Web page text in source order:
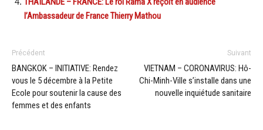
l’Ambassadeur de France Thierry Mathou
Précédent
BANGKOK – INITIATIVE: Rendez
vous le 5 décembre à la Petite
Ecole pour soutenir la cause des
femmes et des enfants
Suivant
VIETNAM – CORONAVIRUS: Hô-
Chi-Minh-Ville s’installe dans une
nouvelle inquiétude sanitaire